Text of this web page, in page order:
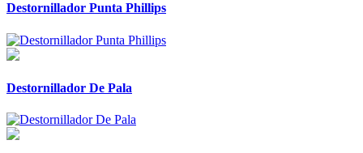
Destornillador Punta Phillips
Destornillador De Pala